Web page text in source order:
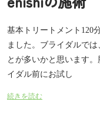
基本トリートメント120
ました。ブライダルで
とが多いかと思います
イダル前にお試し
続きを読む